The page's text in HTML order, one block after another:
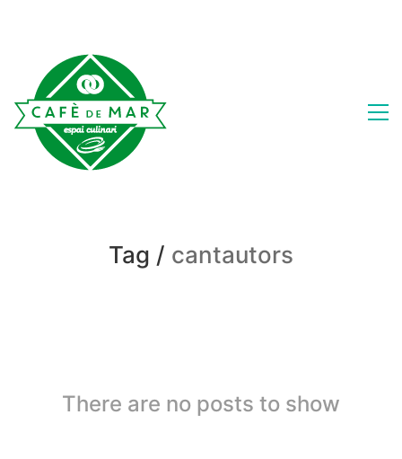
Tag / cantautors
There are no posts to show